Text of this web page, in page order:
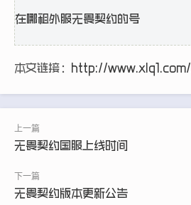
在哪租外服无畏契约的号
本文链接： http://
无畏契约国服上线时间
无畏契约版本更新公告